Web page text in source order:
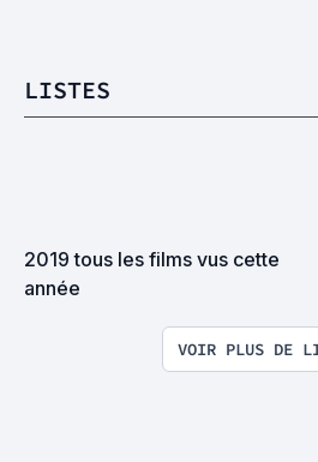
LISTES
2019 tous les films vus cette
année
VOIR PLUS DE